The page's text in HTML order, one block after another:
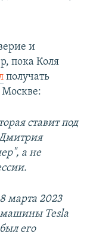
и
пока Коля
получать
Москве:
ставит под
а не
марта 2023
машины Tesla
его